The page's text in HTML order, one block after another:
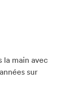
la main avec
sur